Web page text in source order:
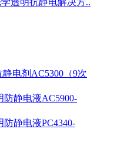
电剂AC5300（9次
静电液AC5900-
静电液PC4340-